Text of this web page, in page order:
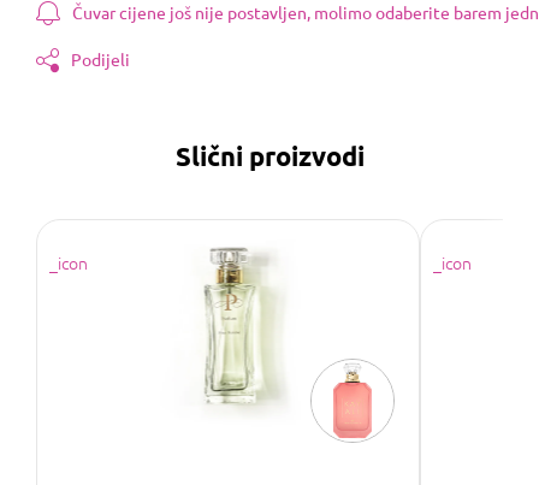
Čuvar cijene još nije postavljen, molimo odaberite barem
Podijeli
Slični proizvodi